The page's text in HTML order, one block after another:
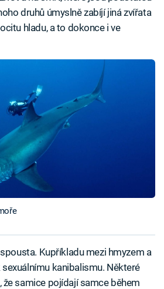
druhů úmyslně zabíjí jiná zvířata
hladu, a to dokonce i ve
Kupříkladu mezi hmyzem a
kanibalismu. Některé
že samice pojídají samce během